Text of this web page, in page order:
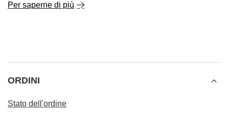
Per saperne di più
ORDINI
Stato dell'ordine